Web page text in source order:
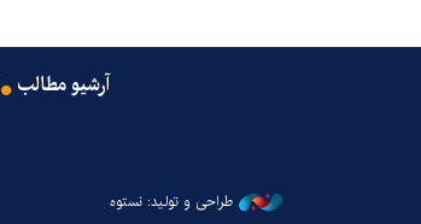
آرشیو مطالب
طراحی و تولید: نستوه